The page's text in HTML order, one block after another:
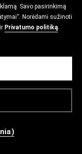
Savo pasirinkimą
Norėdami sužinoti
ir Privatumo politiką.